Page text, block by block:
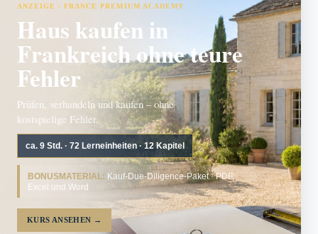
ANZEIGE · FRANCE PREMIUM ACADEMY
Haus kaufen in
Frankreich ohne teure
Fehler
Prüfen, verhandeln und kaufen – ohne
kostspielige Fehler.
ca. 9 Std. · 72 Lerneinheiten · 12 Kapitel
BONUSMATERIAL: Kauf-Due-Diligence-Paket · PDF,
Excel und Word
KURS ANSEHEN →